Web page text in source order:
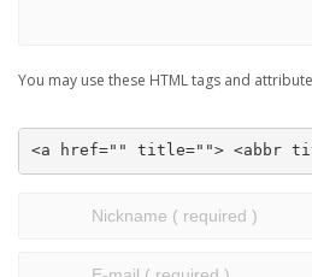
You may use these HTML tags and
<a href="" title=""> <abbr